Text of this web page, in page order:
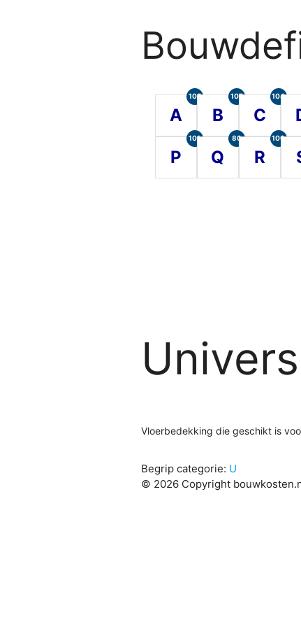
A
105
B
107
C
104
P
101
Q
80
R
100
Vloerbedekking die geschikt is
Begrip categorie: U
© 2026 Copyright